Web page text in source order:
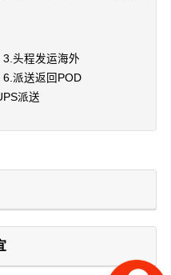
头程发运海外
派送返回POD
派送